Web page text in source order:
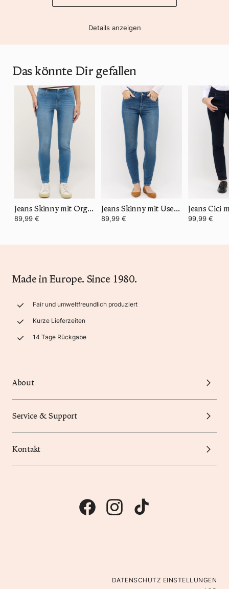
Details anzeigen
Das könnte Dir gefallen
Jeans Skinny mit Organic Cotton
89,99 €
Jeans Skinny mit Used-Waschung
89,99 € 99,99 €
Made in Europe. Since 1980.
Fair und umweltfreundlich produziert
Kurze Lieferzeiten
14 Tage Rückgabe
About
Service & Support
Kontakt
DATENSCHUTZ EINSTELLUNGEN